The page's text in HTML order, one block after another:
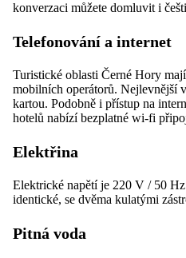
konverzaci můžete domluvit i
Telefonování a internet
Turistické oblasti Černé Hory
mobilních operátorů. Nejlevnější
kartou. Podobně i přístup na
hotelů nabízí bezplatné wi-fi
Elektřina
Elektrické napětí je 220 V / 50
identické, se dvěma kulatými
Pitná voda